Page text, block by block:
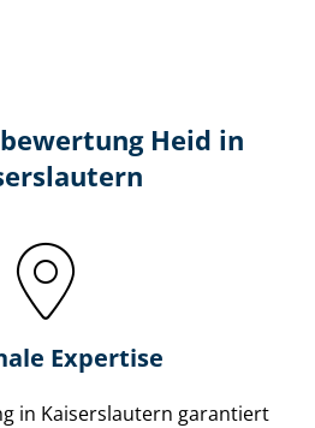
Heid in
Expertise
in Kaiserslautern garantiert